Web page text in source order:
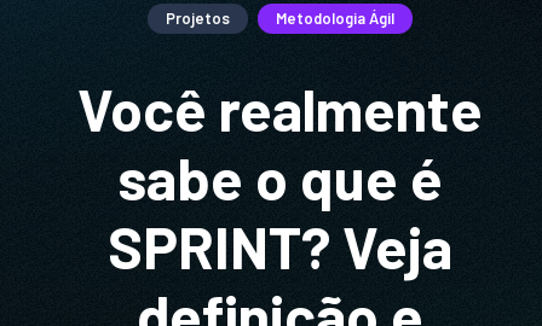
Projetos Metodologia Ágil
Você realmente
sabe o que é
SPRINT? Veja